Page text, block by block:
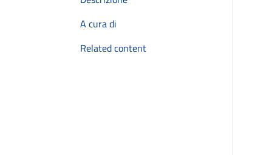
A cura di
Related content